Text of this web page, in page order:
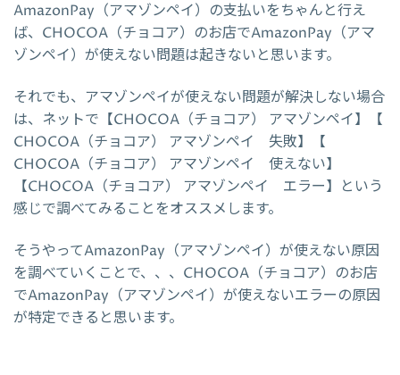
AmazonPay（アマゾンペイ）の支払いをちゃんと行え
ば、CHOCOA（チョコア）のお店でAmazonPay（アマ
ゾンペイ）が使えない問題は起きないと思います。
それでも、アマゾンペイが使えない問題が解決しない場合
は、ネットで【CHOCOA（チョコア） アマゾンペイ】【
CHOCOA（チョコア） アマゾンペイ 失敗】【
CHOCOA（チョコア） アマゾンペイ 使えない】
【CHOCOA（チョコア） アマゾンペイ エラー】という
感じで調べてみることをオススメします。
そうやってAmazonPay（アマゾンペイ）が使えない原因
を調べていくことで、、、CHOCOA（チョコア）のお店
でAmazonPay（アマゾンペイ）が使えないエラーの原因
が特定できると思います。